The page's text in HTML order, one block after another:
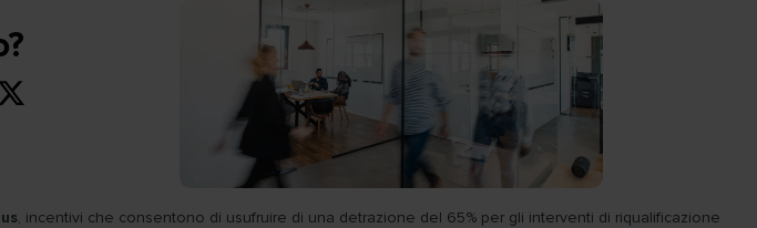
, incentivi che consentono di usufruire di una detrazione del 65% per gli interventi di riqualificazione